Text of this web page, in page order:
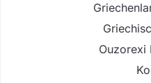
Ouzorexi